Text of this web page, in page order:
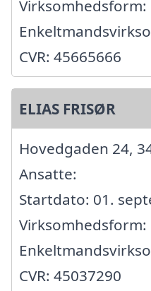
Virksomhedsform:
CVR: 45665666
ELIAS FRISØR
Hovedgaden 24,
Ansatte:
Startdato: 01.
Virksomhedsform:
CVR: 45037290